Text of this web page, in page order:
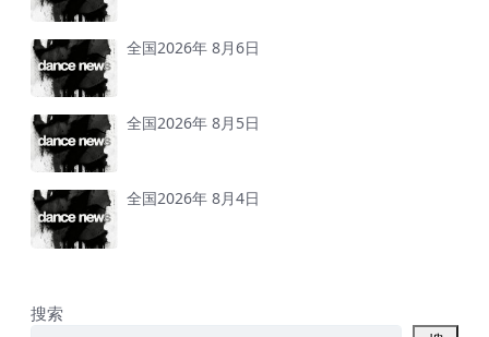
全国2026年 8月6日
全国2026年 8月5日
全国2026年 8月4日
搜索